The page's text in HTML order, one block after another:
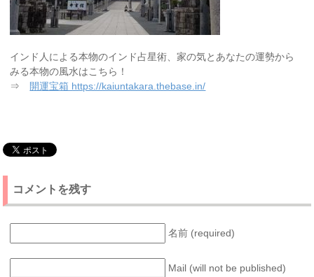
インド人による本物のインド占星術、家の気とあなたの運勢から
みる本物の風水はこちら！
⇒ 開運宝箱 https://kaiuntakara.thebase.in/
コメントを残す
名前 (required)
Mail (will not be published)